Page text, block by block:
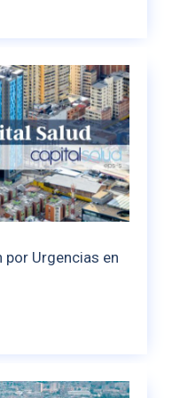
por Urgencias en